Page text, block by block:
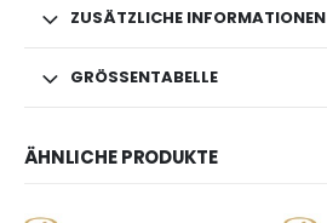
ZUSÄTZLICHE INFORMATIONEN
GRÖSSENTABELLE
ÄHNLICHE PRODUKTE